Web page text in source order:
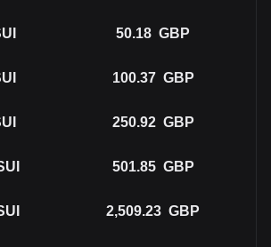
50.18 GBP
100.37 GBP
250.92 GBP
501.85 GBP
2,509.23 GBP